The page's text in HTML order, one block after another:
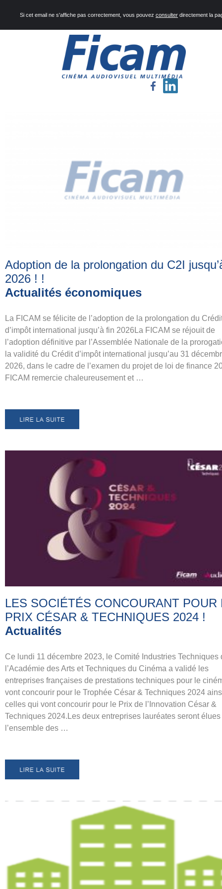
Si cet email ne s'affiche pas correctement, vous pouvez consulter directement la
Adoption de la prolongation du C2I
2026 ! !
Actualités économiques
La FICAM se félicite de l’adoption de la prolongation du
d’impôt international jusqu’à fin 2026La FICAM se réjouit de
l’adoption définitive par l’Assemblée Nationale de la
la validité du Crédit d’impôt international jusqu’au 31
2026, dans le cadre de l’examen du projet de loi de finance
FICAM remercie chaleureusement et …
LES SOCIÉTÉS CONCOURANT POUR
PRIX CÉSAR & TECHNIQUES 2024 !
Actualités
Ce lundi 11 décembre 2023, le Comité Industries Techniques
l’Académie des Arts et Techniques du Cinéma a validé les
entreprises françaises de prestations techniques pour le
vont concourir pour le Trophée César & Techniques 2024
celles qui vont concourir pour le Prix de l’Innovation César &
Techniques 2024.Les deux entreprises lauréates seront élues
l’ensemble des …